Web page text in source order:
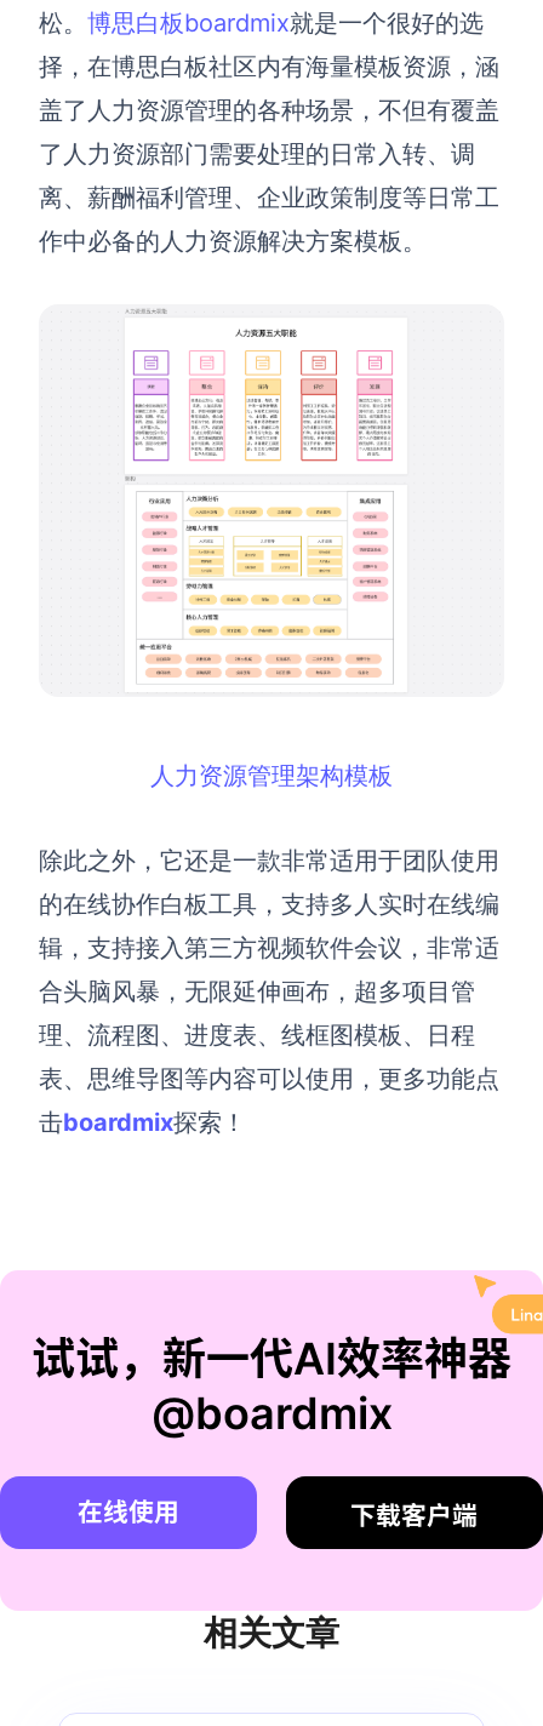
松。 博思白板boardmix就是一个很好的选
择，在博思白板社区内有海量模板资源， 涵
盖了人力资源管理的各种场景，不但有覆盖
了人力资源部门需要处理的日常入转、调
离、薪酬福利管理、企业政策制度等日常工
作中必备的人力资源解决方案模板。
人力资源管理架构模板
除此之外，它还是一款非常适用于团队使用
的在线协作白板工具，支持多人实时在线编
辑， 支持接入第三方视频软件会议，非常适
合头脑风暴，无限延伸画布，超多项目管
理、流程图、进度表、线框图模板、日程
表、思维导图等内容可以使用，更多功能点
击boardmix探索！
试试，新一代AI效率神器
@boardmix
在线使用 下载客户端
相关文章